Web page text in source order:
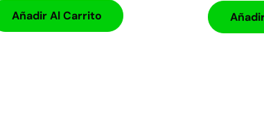
Añadir Al Carrito